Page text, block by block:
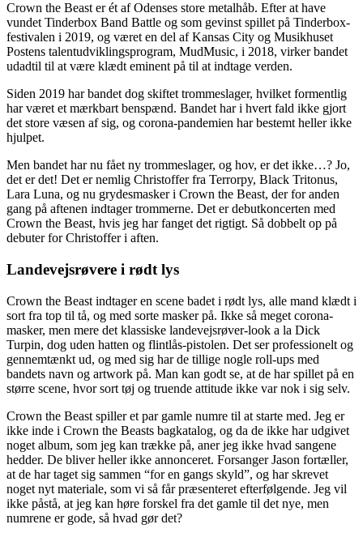
Crown the Beast er ét af Odenses store metalhåb. Efter at have
vundet Tinderbox Band Battle og som gevinst spillet på Tinderbox-
festivalen i 2019, og været en del af Kansas City og Musikhuset
Postens talentudviklingsprogram, MudMusic, i 2018, virker bandet
udadtil til at være klædt eminent på til at indtage verden.
Siden 2019 har bandet dog skiftet trommeslager, hvilket formentlig
har været et mærkbart benspænd. Bandet har i hvert fald ikke gjort
det store væsen af sig, og corona-pandemien har bestemt heller ikke
hjulpet.
Men bandet har nu fået ny trommeslager, og hov, er det ikke…? Jo,
det er det! Det er nemlig Christoffer fra Terrorpy, Black Tritonus,
Lara Luna, og nu grydesmasker i Crown the Beast, der for anden
gang på aftenen indtager trommerne. Det er debutkoncerten med
Crown the Beast, hvis jeg har fanget det rigtigt. Så dobbelt op på
debuter for Christoffer i aften.
Landevejsrøvere i rødt lys
Crown the Beast indtager en scene badet i rødt lys, alle mand klædt i
sort fra top til tå, og med sorte masker på. Ikke så meget corona-
masker, men mere det klassiske landevejsrøver-look a la Dick
Turpin, dog uden hatten og flintlås-pistolen. Det ser professionelt og
gennemtænkt ud, og med sig har de tillige nogle roll-ups med
bandets navn og artwork på. Man kan godt se, at de har spillet på en
større scene, hvor sort tøj og truende attitude ikke var nok i sig selv.
Crown the Beast spiller et par gamle numre til at starte med. Jeg er
ikke inde i Crown the Beasts bagkatalog, og da de ikke har udgivet
noget album, som jeg kan trække på, aner jeg ikke hvad sangene
hedder. De bliver heller ikke annonceret. Forsanger Jason fortæller,
at de har taget sig sammen “for en gangs skyld”, og har skrevet
noget nyt materiale, som vi så får præsenteret efterfølgende. Jeg vil
ikke påstå, at jeg kan høre forskel fra det gamle til det nye, men
numrene er gode, så hvad gør det?